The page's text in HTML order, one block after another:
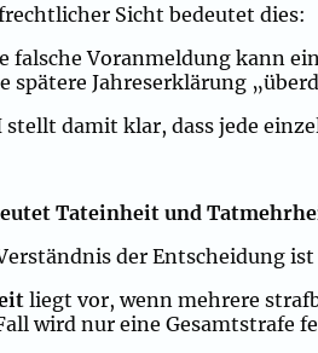
Sicht bedeutet dies:
falsche Voranmeldung kann
spätere Jahreserklärung
stellt damit klar, dass jede
Tateinheit und
der Entscheidung
liegt vor, wenn mehrere
wird nur eine Gesamtstrafe